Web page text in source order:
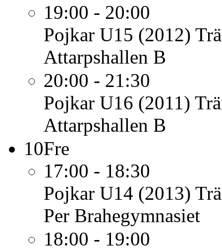
19:00 - 20:00
Pojkar U15 (2012)
Attarpshallen B
20:00 - 21:30
Pojkar U16 (2011)
Attarpshallen B
10Fre
17:00 - 18:30
Pojkar U14 (2013)
Per Brahegymnasiet
18:00 - 19:00